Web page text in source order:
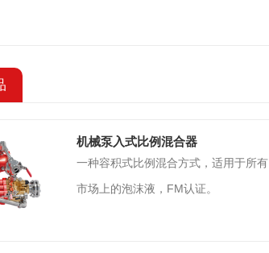
机械泵入式比例混合器
一种容积式比例混合方式，适用于所有
市场上的泡沫液，FM认证。